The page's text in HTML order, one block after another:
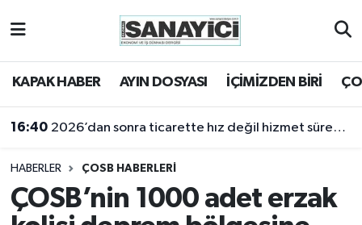
KAPAK HABER AYIN DOSYASI İÇİMİZDEN BİRİ
16:40 2026’dan sonra ticarette hız değil hizmet sürekliliği öne çıkacak
HABERLER ÇOSB HABERLERİ
ÇOSB’nin 1000 adet erzak
Tekirdağ Nöbetçi Eczaneler
Tekirdağ Trafik Yoğunluk Haritası